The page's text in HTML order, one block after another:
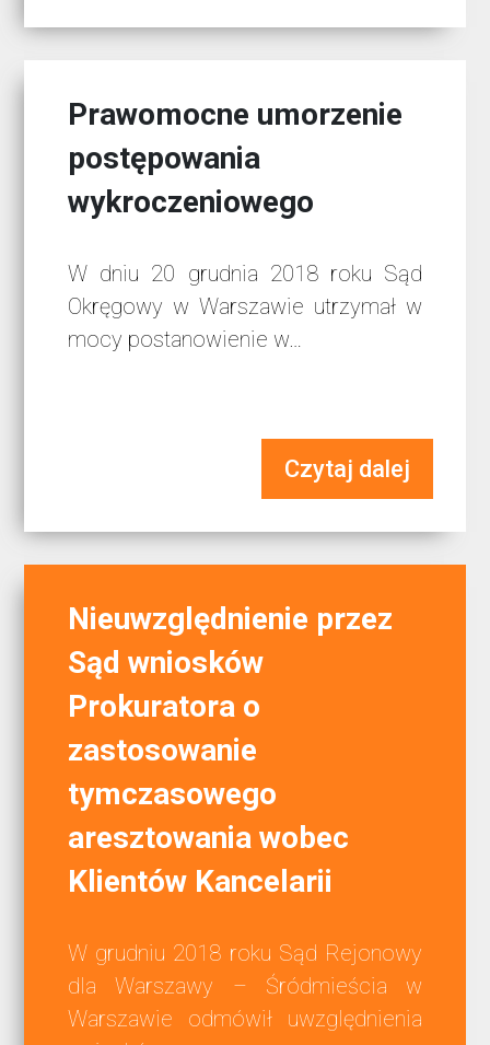
Prawomocne umorzenie
postępowania
wykroczeniowego
W dniu 20 grudnia 2018 roku Sąd
Okręgowy w Warszawie utrzymał w
mocy postanowienie w…
Czytaj dalej
Nieuwzględnienie przez
Sąd wniosków
Prokuratora o
zastosowanie
tymczasowego
aresztowania wobec
Klientów Kancelarii
W grudniu 2018 roku Sąd Rejonowy
dla Warszawy – Śródmieścia w
Warszawie odmówił uwzględnienia